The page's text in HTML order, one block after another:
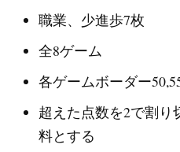
職業、少進歩7枚
全8ゲーム
各ゲームボーダー
超えた点数を2で割り
料とする